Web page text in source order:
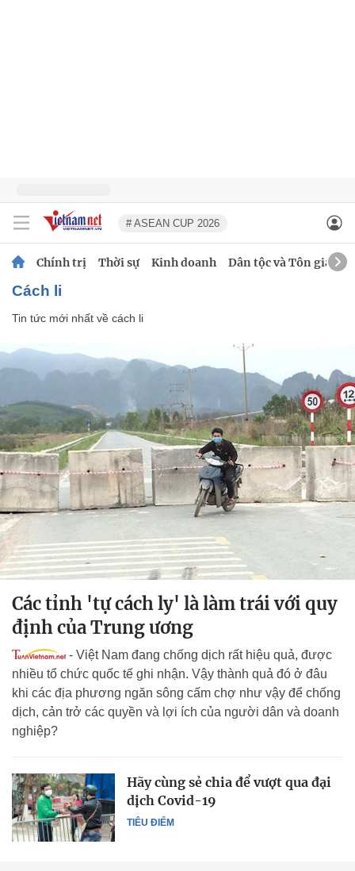
# ASEAN CUP 2026
Chính trị Thời sự Kinh doanh Dân tộc và Tôn giáo
cách li
Tin tức mới nhất về cách li
Các tỉnh 'tự cách ly' là làm trái với quy
định của Trung ương
- Việt Nam đang chống dịch rất hiệu quả, được
nhiều tổ chức quốc tế ghi nhận. Vậy thành quả đó ở đâu
khi các địa phương ngăn sông cấm chợ như vậy để chống
dịch, cản trở các quyền và lợi ích của người dân và doanh
nghiệp?
TIÊU ĐIỂM
Hãy cùng sẻ chia để vượt qua đại
dịch Covid-19